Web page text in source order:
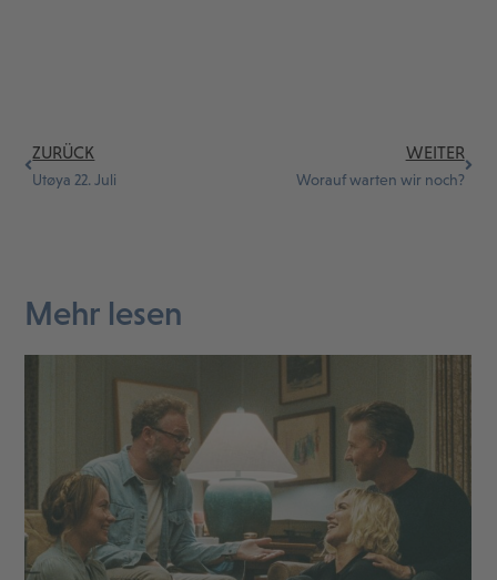
ZURÜCK
Utøya 22. Juli
WEITER
Worauf warten wir noch?
Mehr lesen